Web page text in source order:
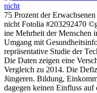
75 Prozent der
nicht Fotolia #203292470
ine Mehrheit der Menschen
Umgang mit
repräsentative Studie der
Die Daten zeigen eine
Vergleich zu 2014. Die
Jüngeren. Bildung,
dagegen keinen Einfluss auf